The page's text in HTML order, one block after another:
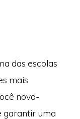
das escolas
mais
nova-
garantir uma